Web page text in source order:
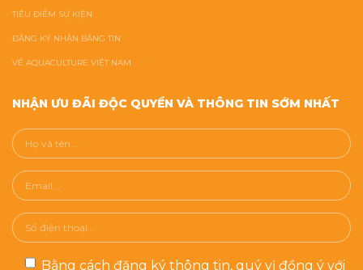
TIÊU ĐIỂM SỰ KIỆN
ĐĂNG KÝ NHẬN BẢNG TIN
VỀ AQUACULTURE VIỆT NAM
NHẬN ƯU ĐÃI ĐỘC QUYỀN VÀ THÔNG TIN SỚM NHẤT
Bằng cách đăng ký thông tin, quý vị đồng ý với